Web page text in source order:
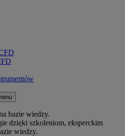
bazie wiedzy.
dzięki szkoleniom, eksperckim
wiedzy.